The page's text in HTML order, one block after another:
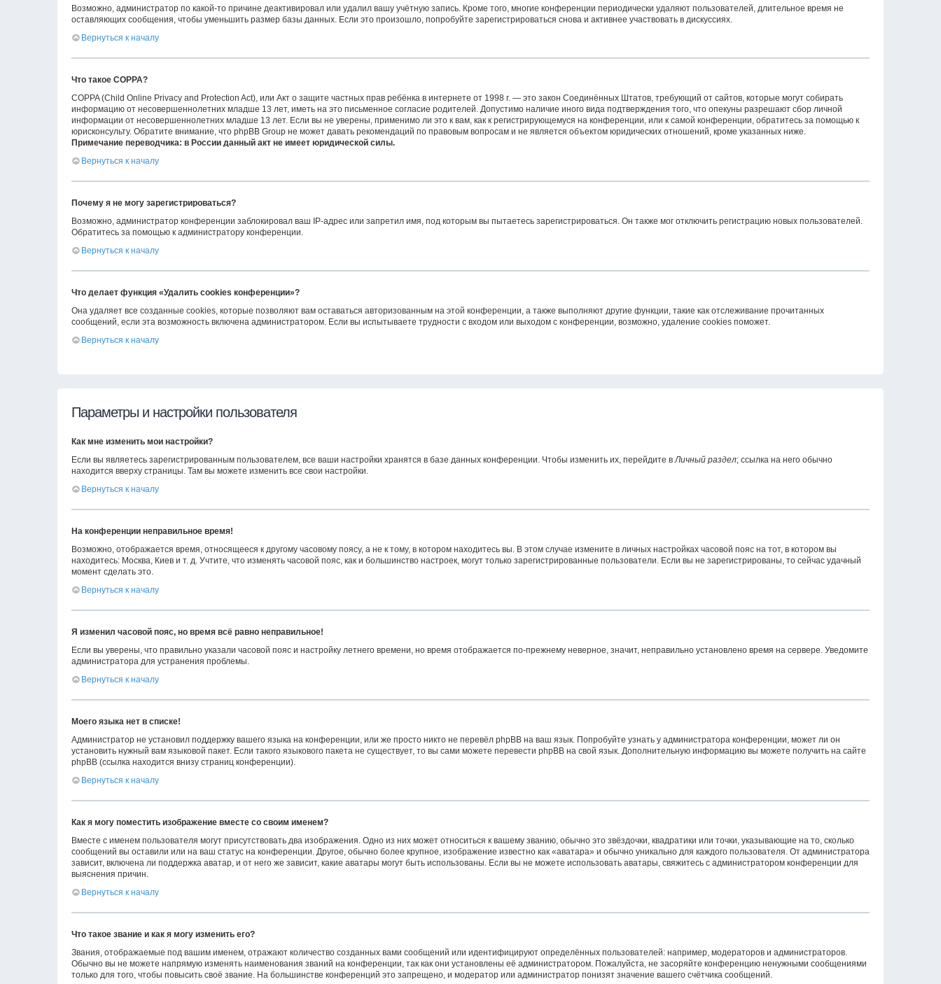
Возможно, администратор по какой-то причине деактивировал или удалил вашу учётную запись. Кроме того, многие конференции периодически удаляют пользователей, длительное время не
оставляющих сообщения, чтобы уменьшить размер базы данных. Если это произошло, попробуйте зарегистрироваться снова и активнее участвовать в дискуссиях.
Вернуться к началу
Что такое COPPA?
COPPA (Child Online Privacy and Protection Act), или Акт о защите частных прав ребёнка в интернете от 1998 г. — это закон Соединённых Штатов, требующий от сайтов, которые могут собирать
информацию от несовершеннолетних младше 13 лет, иметь на это письменное согласие родителей. Допустимо наличие иного вида подтверждения того, что опекуны разрешают сбор личной
информации от несовершеннолетних младше 13 лет. Если вы не уверены, применимо ли это к вам, как к регистрирующемуся на конференции, или к самой конференции, обратитесь за помощью к
юрисконсульту. Обратите внимание, что phpBB Group не может давать рекомендаций по правовым вопросам и не является объектом юридических отношений, кроме указанных ниже.
Примечание переводчика: в России данный акт не имеет юридической силы.
Вернуться к началу
Почему я не могу зарегистрироваться?
Возможно, администратор конференции заблокировал ваш IP-адрес или запретил имя, под которым вы пытаетесь зарегистрироваться. Он также мог отключить регистрацию новых пользователей.
Обратитесь за помощью к администратору конференции.
Вернуться к началу
Что делает функция «Удалить cookies конференции»?
Она удаляет все созданные cookies, которые позволяют вам оставаться авторизованным на этой конференции, а также выполняют другие функции, такие как отслеживание прочитанных
сообщений, если эта возможность включена администратором. Если вы испытываете трудности с входом или выходом с конференции, возможно, удаление cookies поможет.
Вернуться к началу
Параметры и настройки пользователя
Как мне изменить мои настройки?
Если вы являетесь зарегистрированным пользователем, все ваши настройки хранятся в базе данных конференции. Чтобы изменить их, перейдите вЛичный раздел; ссылка на него обычно
находится вверху страницы. Там вы можете изменить все свои настройки.
Вернуться к началу
На конференции неправильное время!
Возможно, отображается время, относящееся к другому часовому поясу, а не к тому, в котором находитесь вы. В этом случае измените в личных настройках часовой пояс на тот, в котором вы
находитесь: Москва, Киев и т. д. Учтите, что изменять часовой пояс, как и большинство настроек, могут только зарегистрированные пользователи. Если вы не зарегистрированы, то сейчас удачный
момент сделать это.
Вернуться к началу
Я изменил часовой пояс, но время всё равно неправильное!
Если вы уверены, что правильно указали часовой пояс и настройку летнего времени, но время отображается по-прежнему неверное, значит, неправильно установлено время на сервере. Уведомите
администратора для устранения проблемы.
Вернуться к началу
Моего языка нет в списке!
Администратор не установил поддержку вашего языка на конференции, или же просто никто не перевёл phpBB на ваш язык. Попробуйте узнать у администратора конференции, может ли он
установить нужный вам языковой пакет. Если такого языкового пакета не существует, то вы сами можете перевести phpBB на свой язык. Дополнительную информацию вы можете получить на сайте
phpBB (ссылка находится внизу страниц конференции).
Вернуться к началу
Как я могу поместить изображение вместе со своим именем?
Вместе с именем пользователя могут присутствовать два изображения. Одно из них может относиться к вашему званию, обычно это звёздочки, квадратики или точки, указывающие на то, сколько
сообщений вы оставили или на ваш статус на конференции. Другое, обычно более крупное, изображение известно как «аватара» и обычно уникально для каждого пользователя. От администратора
зависит, включена ли поддержка аватар, и от него же зависит, какие аватары могут быть использованы. Если вы не можете использовать аватары, свяжитесь с администратором конференции для
выяснения причин.
Вернуться к началу
Что такое звание и как я могу изменить его?
Звания, отображаемые под вашим именем, отражают количество созданных вами сообщений или идентифицируют определённых пользователей: например, модераторов и администраторов.
Обычно вы не можете напрямую изменять наименования званий на конференции, так как они установлены её администратором. Пожалуйста, не засоряйте конференцию ненужными сообщениями
только для того, чтобы повысить своё звание. На большинстве конференций это запрещено, и модератор или администратор понизят значение вашего счётчика сообщений.